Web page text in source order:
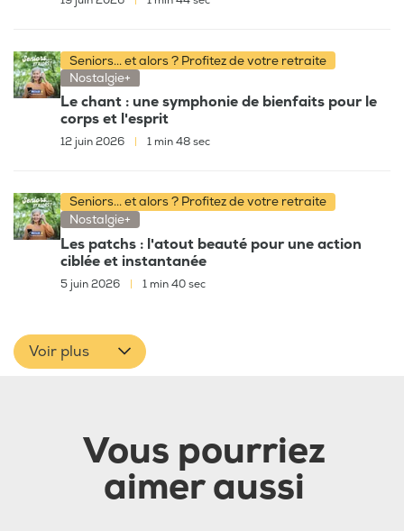
Seniors... et alors ? Profitez de votre retraite
Nostalgie+
Le chant : une symphonie de bienfaits pour le
corps et l'esprit
12 juin 2026 1 min 48 sec
Seniors... et alors ? Profitez de votre retraite
Nostalgie+
Les patchs : l'atout beauté pour une action
ciblée et instantanée
5 juin 2026 1 min 40 sec
Voir plus
Vous pourriez
aimer aussi